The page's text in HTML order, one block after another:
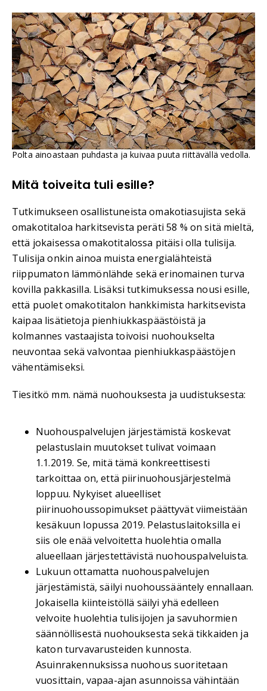
Polta ainoastaan puhdasta ja kuivaa puuta riittävällä vedolla.
Mitä toiveita tuli esille?
Tutkimukseen osallistuneista omakotiasujista sekä
omakotitaloa harkitsevista peräti 58 % on sitä mieltä,
että jokaisessa omakotitalossa pitäisi olla tulisija.
Tulisija onkin ainoa muista energialähteistä
riippumaton lämmönlähde sekä erinomainen turva
kovilla pakkasilla. Lisäksi tutkimuksessa nousi esille,
että puolet omakotitalon hankkimista harkitsevista
kaipaa lisätietoja pienhiukkaspäästöistä ja
kolmannes vastaajista toivoisi nuohoukselta
neuvontaa sekä valvontaa pienhiukkaspäästöjen
vähentämiseksi.
Tiesitkö mm. nämä nuohouksesta ja uudistuksesta:
Nuohouspalvelujen järjestämistä koskevat
pelastuslain muutokset tulivat voimaan
1.1.2019. Se, mitä tämä konkreettisesti
tarkoittaa on, että piirinuohousjärjestelmä
loppuu. Nykyiset alueelliset
piirinuohoussopimukset päättyvät viimeistään
kesäkuun lopussa 2019. Pelastuslaitoksilla ei
siis ole enää velvoitetta huolehtia omalla
alueellaan järjestettävistä nuohouspalveluista.
Lukuun ottamatta nuohouspalvelujen
järjestämistä, säilyi nuohoussääntely ennallaan.
Jokaisella kiinteistöllä säilyi yhä edelleen
velvoite huolehtia tulisijojen ja savuhormien
säännöllisestä nuohouksesta sekä tikkaiden ja
katon turvavarusteiden kunnosta.
Asuinrakennuksissa nuohous suoritetaan
vuosittain, vapaa-ajan asunnoissa vähintään